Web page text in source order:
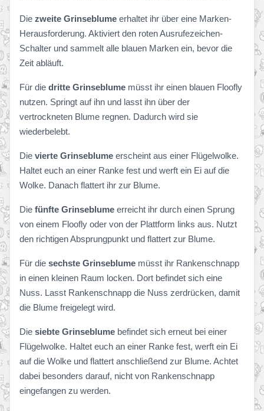
Die zweite Grinseblume erhaltet ihr über eine Marken-
Herausforderung. Aktiviert den roten Ausrufezeichen-
Schalter und sammelt alle blauen Marken ein, bevor die
Zeit abläuft.
Für die dritte Grinseblume müsst ihr einen blauen Floofly
nutzen. Springt auf ihn und lasst ihn über der
vertrockneten Blume regnen. Dadurch wird sie
wiederbelebt.
Die vierte Grinseblume erscheint aus einer Flügelwolke.
Haltet euch an einer Ranke fest und werft ein Ei auf die
Wolke. Danach flattert ihr zur Blume.
Die fünfte Grinseblume erreicht ihr durch einen Sprung
von einem Floofly oder von der Plattform links aus. Nutzt
den richtigen Absprungpunkt und flattert zur Blume.
Für die sechste Grinseblume müsst ihr Rankenschnapp
in einen kleinen Raum locken. Dort befindet sich eine
Nuss. Lasst Rankenschnapp die Nuss zerdrücken, damit
die Blume freigelegt wird.
Die siebte Grinseblume befindet sich erneut bei einer
Flügelwolke. Haltet euch an einer Ranke fest, werft ein Ei
auf die Wolke und flattert anschließend zur Blume. Achtet
dabei besonders darauf, nicht von Rankenschnapp
eingefangen zu werden.